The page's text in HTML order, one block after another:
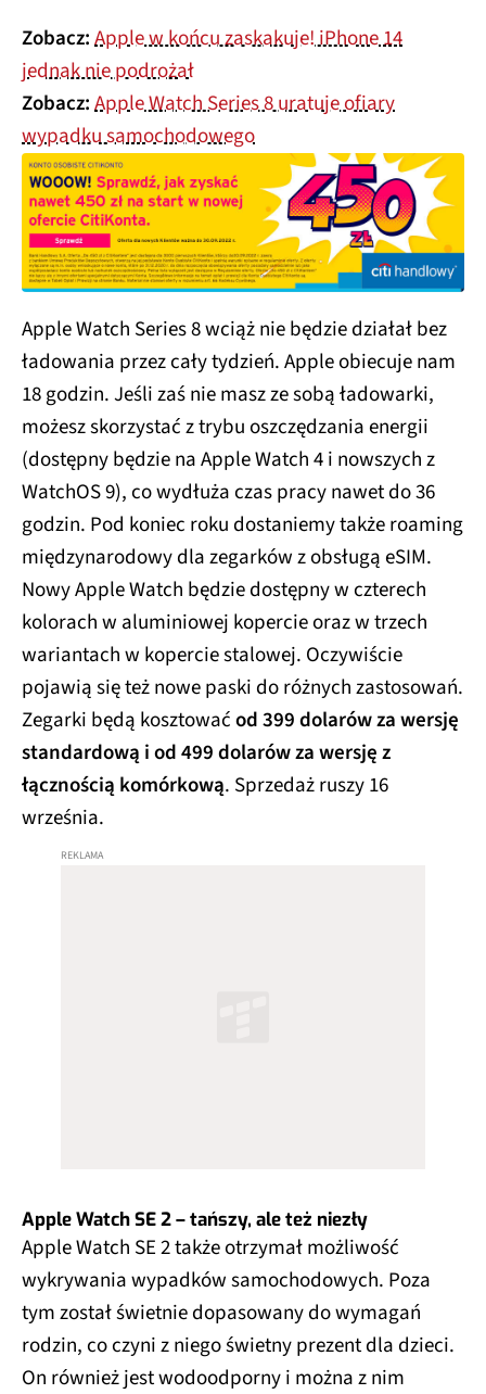
Zobacz:Apple w końcu zaskakuje! iPhone 14
jednak nie podrożał
Zobacz:Apple Watch Series 8 uratuje ofiary
wypadku samochodowego
Apple Watch Series 8 wciąż nie będzie działał bez
ładowania przez cały tydzień. Apple obiecuje nam
18 godzin. Jeśli zaś nie masz ze sobą ładowarki,
możesz skorzystać z trybu oszczędzania energii
(dostępny będzie na Apple Watch 4 i nowszych z
WatchOS 9), co wydłuża czas pracy nawet do 36
godzin. Pod koniec roku dostaniemy także roaming
międzynarodowy dla zegarków z obsługą eSIM.
Nowy Apple Watch będzie dostępny w czterech
kolorach w aluminiowej kopercie oraz w trzech
wariantach w kopercie stalowej. Oczywiście
pojawią się też nowe paski do różnych zastosowań.
Zegarki będą kosztowaćod 399 dolarów za wersję
standardową i od 499 dolarów za wersję z
łącznością komórkową. Sprzedaż ruszy 16
września.
Apple Watch SE 2 – tańszy, ale też niezły
Apple Watch SE 2 także otrzymał możliwość
wykrywania wypadków samochodowych. Poza
tym został świetnie dopasowany do wymagań
rodzin, co czyni z niego świetny prezent dla dzieci.
On również jest wodoodporny i można z nim